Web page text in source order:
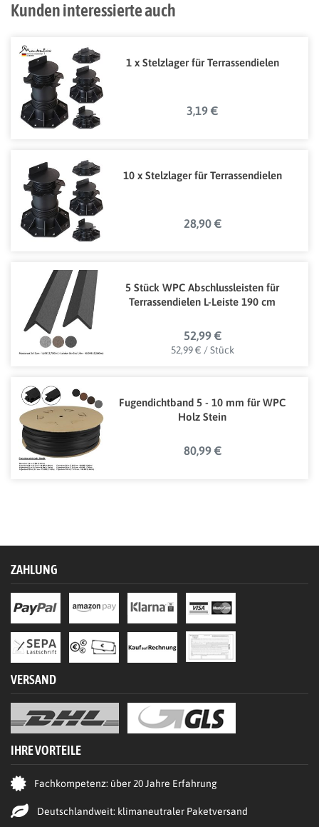
Kunden interessierte auch
1 x Stelzlager für Terrassendielen
3,19 €
10 x Stelzlager für Terrassendielen
28,90 €
5 Stück WPC Abschlussleisten für
Terrassendielen L-Leiste 190 cm
52,99 €
52,99 € / Stück
Fugendichtband 5 - 10 mm für WPC
Holz Stein
80,99 €
ZAHLUNG
VERSAND
IHRE VORTEILE
Fachkompetenz: über 20 Jahre Erfahrung
Deutschlandweit: klimaneutraler Paketversand